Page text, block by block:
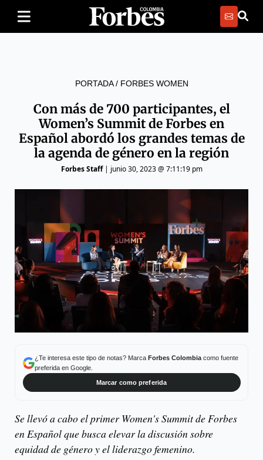
PORTADA/ FORBES WOMEN
Con más de 700 participantes, el
Women’s Summit de Forbes en
Español abordó los grandes temas de
la agenda de género en la región
Forbes Staff| junio 30, 2023 @ 7:11:19 pm
¿Te interesa este tipo de notas? Marca Forbes Colombiacomo fuente
preferida en Google.
Marcar como preferida
Se llevó a cabo el primer Women's Summit de Forbes
en Español que busca elevar la discusión sobre
equidad de género y el liderazgo femenino.